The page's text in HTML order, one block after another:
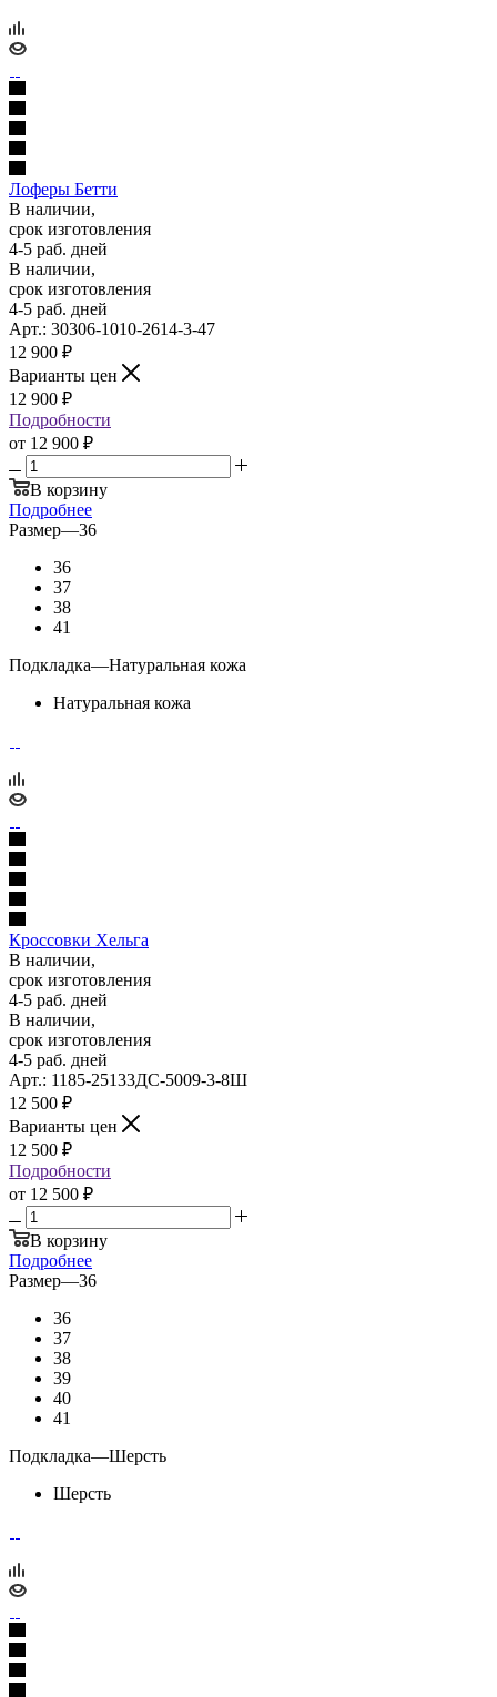
Лоферы Бетти
В наличии,
срок изготовления
4-5 раб. дней
В наличии,
срок изготовления
4-5 раб. дней
Арт.: 30306-1010-2614-3-47
12 900 ₽
Варианты цен
12 900 ₽
Подробности
от 12 900 ₽
В корзину
Подробнее
Размер—36
36
37
38
41
Подкладка—Натуральная кожа
Натуральная кожа
Кроссовки Хельга
В наличии,
срок изготовления
4-5 раб. дней
В наличии,
срок изготовления
4-5 раб. дней
Арт.: 1185-25133ДС-5009-3-8Ш
12 500 ₽
Варианты цен
12 500 ₽
Подробности
от 12 500 ₽
В корзину
Подробнее
Размер—36
36
37
38
39
40
41
Подкладка—Шерсть
Шерсть